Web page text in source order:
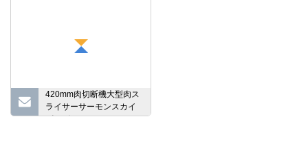
420mm肉切断機大型肉ス
ライサーサーモンスカイ
ビングマシン